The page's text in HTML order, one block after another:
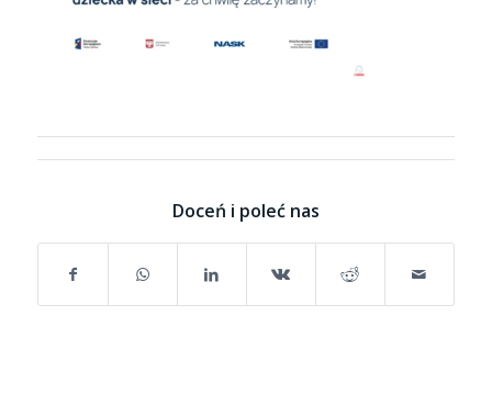
Doceń i poleć nas